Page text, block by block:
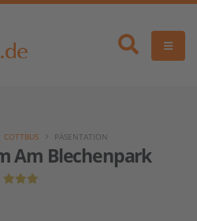
Am Blechenpark
COTTBUS PÄSENTATION